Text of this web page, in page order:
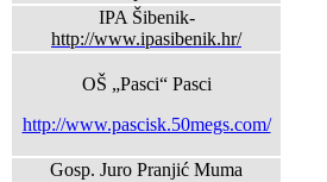
IPA Šibenik-
http://www.ipasibenik.hr/
OŠ „Pasci“ Pasci
http://www.pascisk.50megs.com/
Gosp. Juro Pranjić Muma